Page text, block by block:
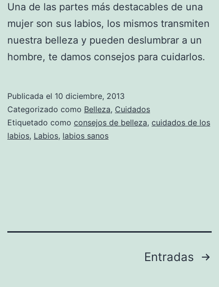
Una de las partes más destacables de una
mujer son sus labios, los mismos transmiten
nuestra belleza y pueden deslumbrar a un
hombre, te damos consejos para cuidarlos.
Publicada el 10 diciembre, 2013
Categorizado como Belleza, Cuidados
Etiquetado como consejos de belleza, cuidados de los
labios, Labios, labios sanos
Entradas